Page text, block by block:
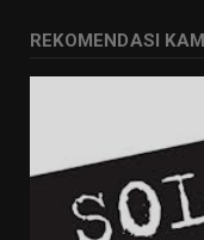
MUSTIKA
REKOMENDASI